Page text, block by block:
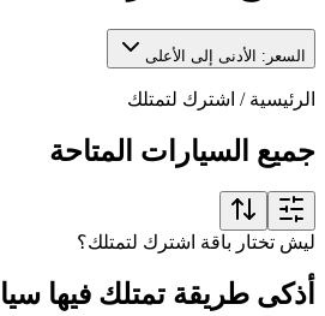
السعر: الأدنى إلى الأعلى
الرئيسية / اشترك لتمتلك
جميع السيارات المتاحة
ليش تختار باقة اشترك لتمتلك؟
أذكى طريقة تمتلك فيها